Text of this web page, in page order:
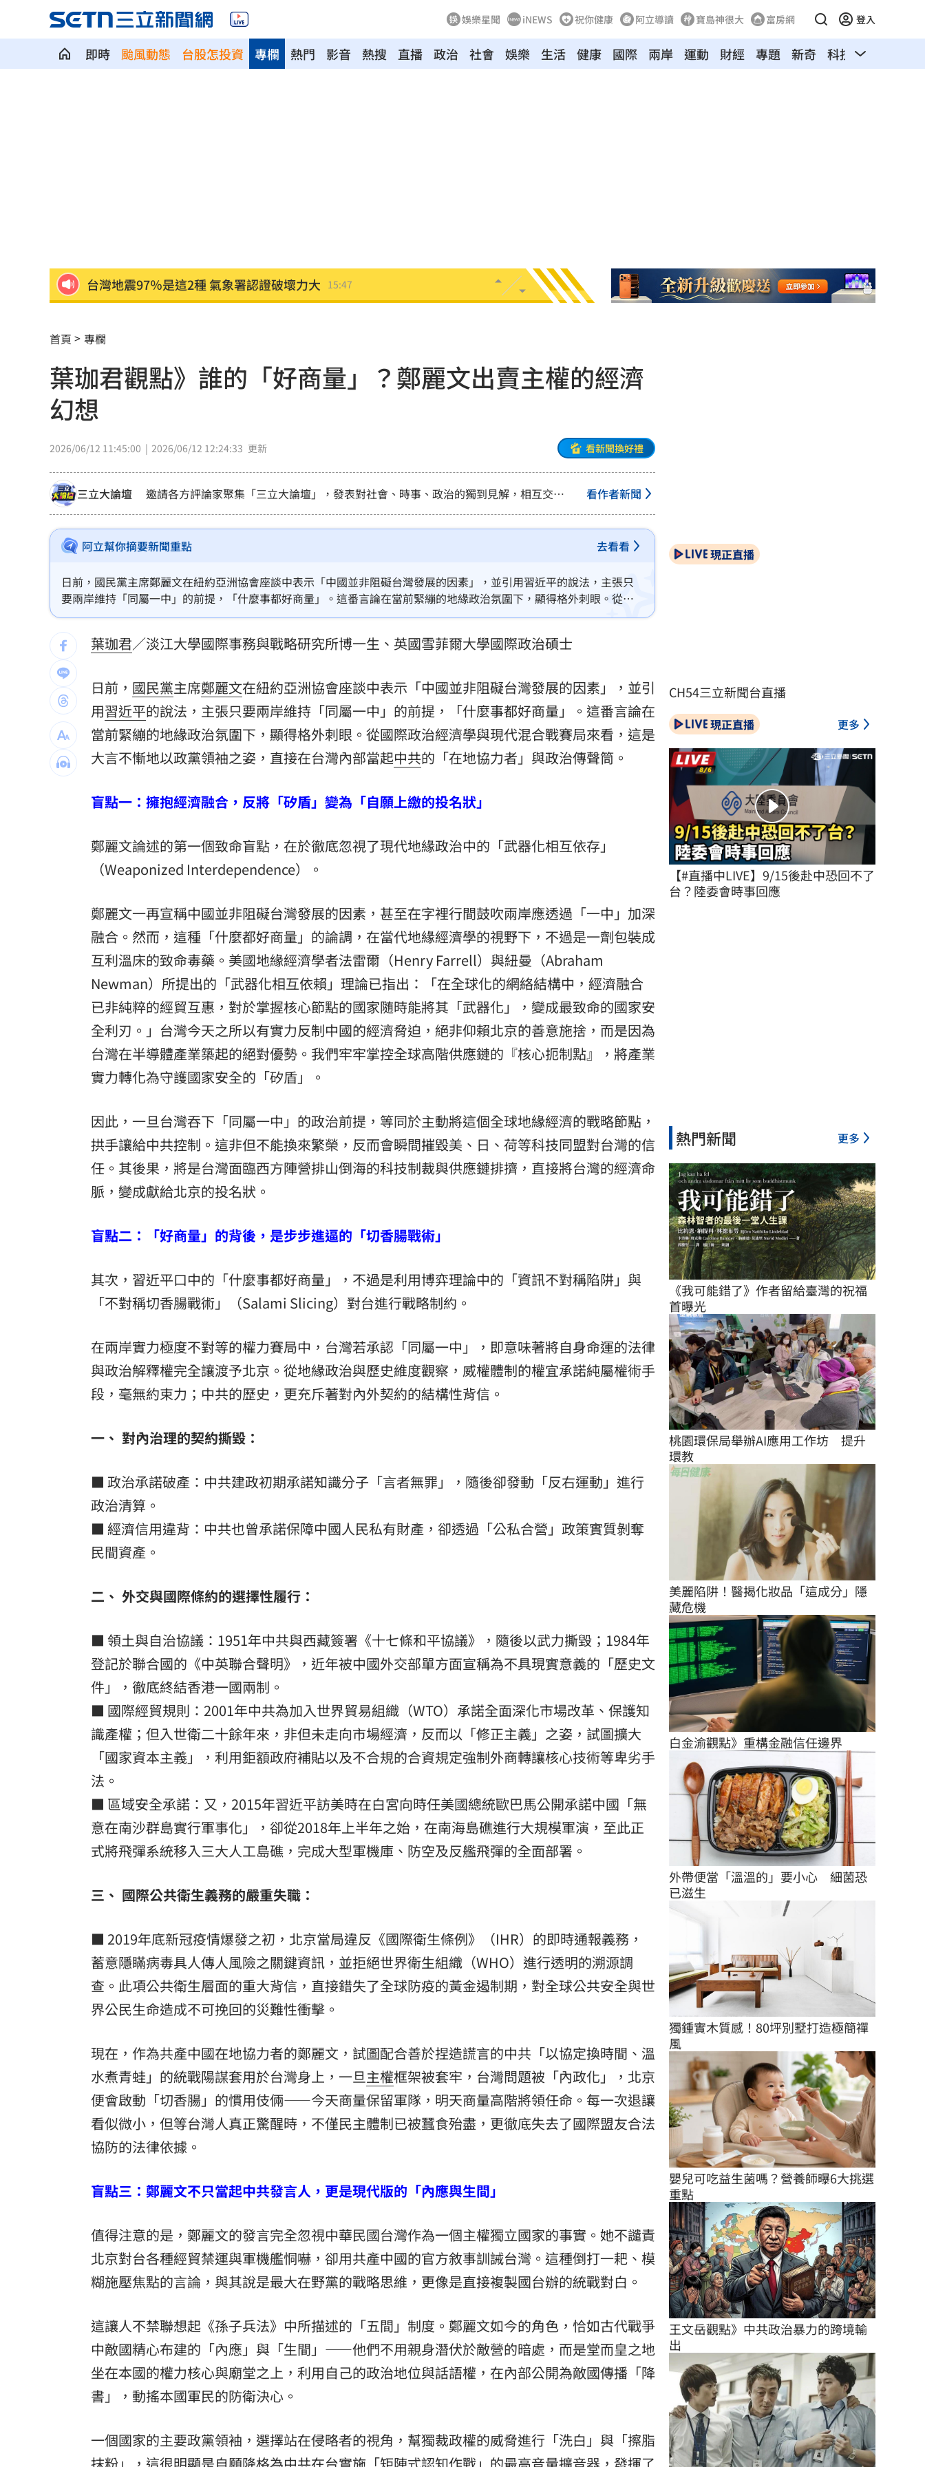
娛樂星聞 iNEWS 祝你健康 阿立導讀 寶島神很大 富房網 登入
即時 颱風動態 台股怎投資 熱門 影音 熱搜 直播 政治 社會 娛樂 生活 健康 國際 兩岸 運動 財經 專題 新奇 科技 旅遊
專欄
台灣地震97％是這2種 氣象署認證破壞力大 15:47
曾經歷合約糾紛 THE BOYZ確定9人續約
新／大雷雨開轟「2縣市」 示警區域出爐 15:42
蛋量慘掉2成！專家曝恐缺到「這月份」
3歲童吃火鍋打翻燙傷！母告負責人結局曝
宣傳單用中共國徽 住宅處致歉：嚴格把關 15:32
Meta推AI編碼代理！「1策略」對決OpenAI
不看外資空單！她喊台股不只5萬點揭原因
26歲日籍追星網紅直播輕生 網見截圖嚇壞 15:29
網紅香菱自爆痛失2千萬 過程謝震武傻眼 15:23
精神科名醫驚爆性侵！逼男病患跪地硬上 15:22
台灣彩券開獎直播中 20:31
LIVE三立+24小時直播
市場到酒場料理！可果美蕃茄醬創無限可能 12:00
油品食安事件引關注 挑選保健食品要注意 13:00
罕病博士彭士齊 輪椅上的生命覺醒！
酷澎「爸氣父親節」國際官方品牌齊聚 11:00
首頁 專欄
葉珈君觀點》誰的「好商量」？鄭麗文出賣主權的經濟
幻想
2026/06/12 11:45:00 2026/06/12 12:24:33 更新 看新聞換好禮
三立大論壇
邀請各方評論家聚集「三立大論壇」，發表對社會、時事、政治的獨到見解，相互交
流。
看作者新聞
阿立幫你摘要新聞重點 去看看
日前，國民黨主席鄭麗文在紐約亞洲協會座談中表示「中國並非阻礙台灣發展的因素」，並引用習近平的說法，主張只
要兩岸維持「同屬一中」的前提，「什麼事都好商量」。這番言論在當前緊繃的地緣政治氛圍下，顯得格外刺眼。從國
際政治經濟學與現代混合戰賽局來看，這是大言不慚地以政黨領袖之姿，直接在台灣內部當起中共的「在地協力者」與
政治傳聲筒。
葉珈君／淡江大學國際事務與戰略研究所博一生、英國雪菲爾大學國際政治碩士
日前， 國民黨主席鄭麗文在紐約亞洲協會座談中表示「中國並非阻礙台灣發展的因素」，並引
用習近平的說法，主張只要兩岸維持「同屬一中」的前提，「什麼事都好商量」。這番言論在
當前緊繃的地緣政治氛圍下，顯得格外刺眼。從國際政治經濟學與現代混合戰賽局來看，這是
大言不慚地以政黨領袖之姿，直接在台灣內部當起中共的「在地協力者」與政治傳聲筒。
盲點一：擁抱經濟融合，反將「矽盾」變為「自願上繳的投名狀」
鄭麗文論述的第一個致命盲點，在於徹底忽視了現代地緣政治中的「武器化相互依存」
（Weaponized Interdependence）。
鄭麗文一再宣稱中國並非阻礙台灣發展的因素，甚至在字裡行間鼓吹兩岸應透過「一中」加深
融合。然而，這種「什麼都好商量」的論調，在當代地緣經濟學的視野下，不過是一劑包裝成
互利溫床的致命毒藥。美國地緣經濟學者法雷爾（Henry Farrell）與紐曼（Abraham
Newman）所提出的「武器化相互依賴」理論已指出：「在全球化的網絡結構中，經濟融合
已非純粹的經貿互惠，對於掌握核心節點的國家随時能將其「武器化」，變成最致命的國家安
全利刃。」台灣今天之所以有實力反制中國的經濟脅迫，絕非仰賴北京的善意施捨，而是因為
台灣在半導體產業築起的絕對優勢。我們牢牢掌控全球高階供應鏈的『核心扼制點』，將產業
實力轉化為守護國家安全的「矽盾」。
因此，一旦台灣吞下「同屬一中」的政治前提，等同於主動將這個全球地緣經濟的戰略節點，
拱手讓給中共控制。這非但不能換來繁榮，反而會瞬間摧毀美、日、荷等科技同盟對台灣的信
任。其後果，將是台灣面臨西方陣營排山倒海的科技制裁與供應鏈排擠，直接將台灣的經濟命
脈，變成獻給北京的投名狀。
盲點二：「好商量」的背後，是步步進逼的「切香腸戰術」
其次，習近平口中的「什麼事都好商量」，不過是利用博弈理論中的「資訊不對稱陷阱」與
「不對稱切香腸戰術」（Salami Slicing）對台進行戰略制約。
在兩岸實力極度不對等的權力賽局中，台灣若承認「同屬一中」，即意味著將自身命運的法律
與政治解釋權完全讓渡予北京。從地緣政治與歷史維度觀察，威權體制的權宜承諾純屬權術手
段，毫無約束力；中共的歷史，更充斥著對內外契約的結構性背信。
一、 對內治理的契約撕毀：
■ 政治承諾破產：中共建政初期承諾知識分子「言者無罪」，隨後卻發動「反右運動」進行
政治清算。
■ 經濟信用違背：中共也曾承諾保障中國人民私有財產，卻透過「公私合營」政策實質剝奪
民間資產。
二、 外交與國際條約的選擇性履行：
■ 領土與自治協議：1951年中共與西藏簽署《十七條和平協議》，隨後以武力撕毀；1984年
登記於聯合國的《中英聯合聲明》，近年被中國外交部單方面宣稱為不具現實意義的「歷史文
件」，徹底終結香港一國兩制。
■ 國際經貿規則：2001年中共為加入世界貿易組織（WTO）承諾全面深化市場改革、保護知
識產權；但入世衛二十餘年來，非但未走向市場經濟，反而以「修正主義」之姿，試圖擴大
「國家資本主義」，利用鉅額政府補貼以及不合規的合資規定強制外商轉讓核心技術等卑劣手
法。
■ 區域安全承諾：又，2015年習近平訪美時在白宮向時任美國總統歐巴馬公開承諾中國「無
意在南沙群島實行軍事化」，卻從2018年上半年之始，在南海島礁進行大規模軍演，至此正
式將飛彈系統移入三大人工島礁，完成大型軍機庫、防空及反艦飛彈的全面部署。
三、 國際公共衛生義務的嚴重失職：
■ 2019年底新冠疫情爆發之初，北京當局違反《國際衛生條例》（IHR）的即時通報義務，
蓄意隱瞞病毒具人傳人風險之關鍵資訊，並拒絕世界衛生組織（WHO）進行透明的溯源調
查。此項公共衛生層面的重大背信，直接錯失了全球防疫的黃金遏制期，對全球公共安全與世
界公民生命造成不可挽回的災難性衝擊。
現在，作為共產中國在地協力者的鄭麗文，試圖配合善於捏造謊言的中共「以協定換時間、溫
水煮青蛙」的統戰陽謀套用於台灣身上，一旦主權框架被套牢，台灣問題被「內政化」，北京
便會啟動「切香腸」的慣用伎倆——今天商量保留軍隊，明天商量高階將領任命。每一次退讓
看似微小，但等台灣人真正驚醒時，不僅民主體制已被蠶食殆盡，更徹底失去了國際盟友合法
協防的法律依據。
盲點三：鄭麗文不只當起中共發言人，更是現代版的「內應與生間」
值得注意的是，鄭麗文的發言完全忽視中華民國台灣作為一個主權獨立國家的事實。她不譴責
北京對台各種經貿禁運與軍機艦恫嚇，卻用共產中國的官方敘事訓誡台灣。這種倒打一耙、模
糊施壓焦點的言論，與其說是最大在野黨的戰略思維，更像是直接複製國台辦的統戰對白。
這讓人不禁聯想起《孫子兵法》中所描述的「五間」制度。鄭麗文如今的角色，恰如古代戰爭
中敵國精心布建的「內應」與「生間」——他們不用親身潛伏於敵營的暗處，而是堂而皇之地
坐在本國的權力核心與廟堂之上，利用自己的政治地位與話語權，在內部公開為敵國傳播「降
書」，動搖本國軍民的防衛決心。
一個國家的主要政黨領袖，選擇站在侵略者的視角，幫獨裁政權的威脅進行「洗白」與「擦脂
現正直播
CH54三立新聞台直播
現正直播 更多
【#直播中LIVE】9/15後赴中恐回不了
台？陸委會時事回應
熱門新聞 更多
《我可能錯了》作者留給臺灣的祝福
首曝光
桃園環保局舉辦AI應用工作坊　提升
環教
美麗陷阱！醫揭化妝品「這成分」隱
藏危機
白金渝觀點》重構金融信任邊界
外帶便當「溫溫的」要小心　細菌恐
已滋生
獨鍾實木質感！80坪別墅打造極簡禪
風
嬰兒可吃益生菌嗎？營養師曝6大挑選
重點
王文岳觀點》中共政治暴力的跨境輸
出